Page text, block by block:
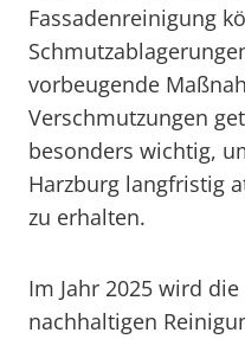
Fassadenreinigung
vorbeugende
Verschmutzungen
besonders wichtig,
Harzburg langfristig
zu erhalten.
Im Jahr 2025 wird
nachhaltigen